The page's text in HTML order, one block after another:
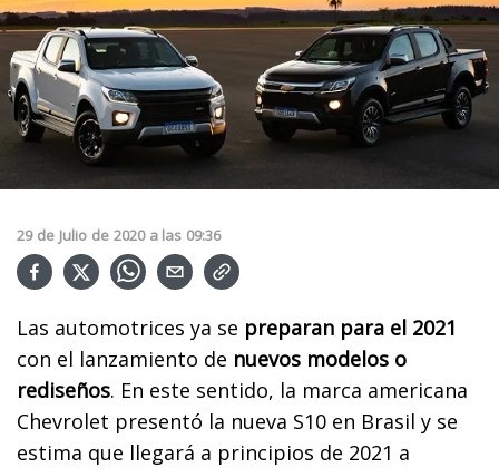
29 de Julio de 2020 a las 09:36
Las automotrices ya se preparan para el 2021
con el lanzamiento de nuevos modelos o
rediseños. En este sentido, la marca americana
Chevrolet presentó la nueva S10 en Brasil y se
estima que llegará a principios de 2021 a